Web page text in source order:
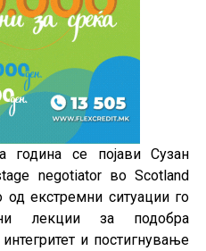
година се појави Сузан
negotiator во Scotland
од екстремни ситуации го
лекции за подобра
и постигнување